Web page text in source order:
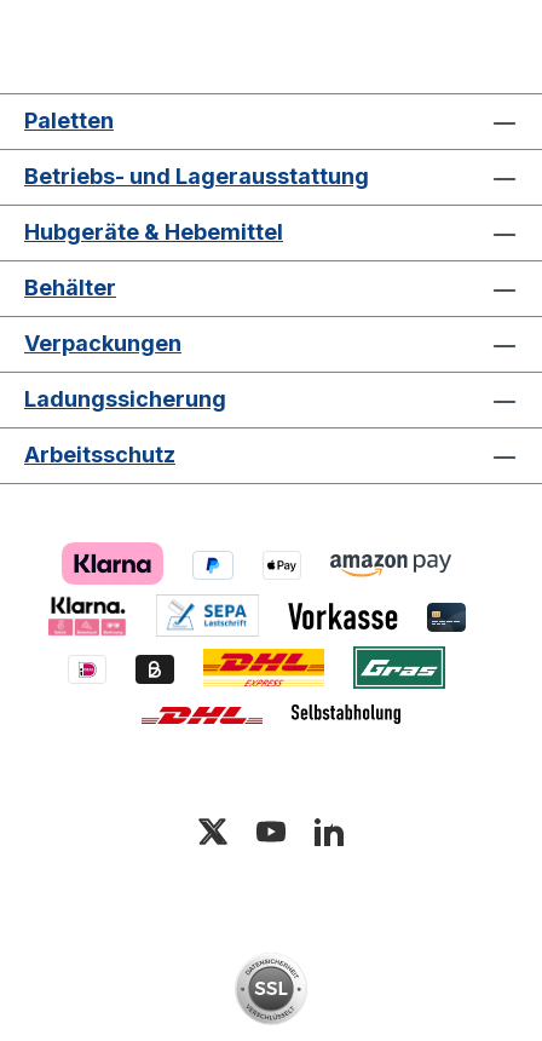
Paletten
Betriebs- und Lagerausstattung
Hubgeräte & Hebemittel
Behälter
Verpackungen
Ladungssicherung
Arbeitsschutz